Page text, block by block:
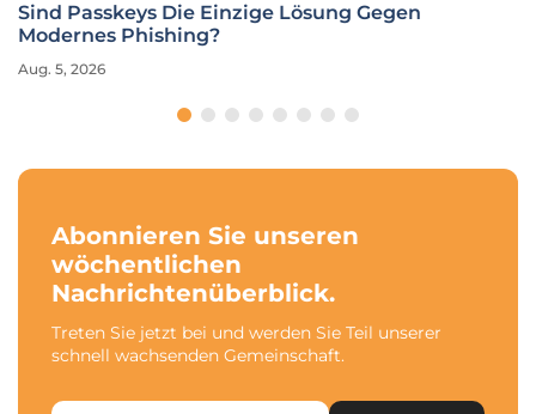
Sind Passkeys Die Einzige Lösung Gegen
Modernes Phishing?
Aug. 5, 2026
Abonnieren Sie unseren
wöchentlichen
Nachrichtenüberblick.
Treten Sie jetzt bei und werden Sie Teil unserer
schnell wachsenden Gemeinschaft.